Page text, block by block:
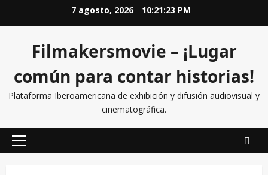
7 agosto, 2026 10:21:23 PM
Filmakersmovie – ¡Lugar
común para contar historias!
Plataforma Iberoamericana de exhibición y difusión audiovisual y
cinematográfica.